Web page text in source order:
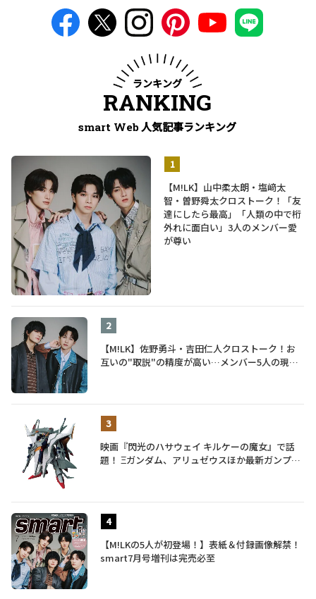
ランキング
RANKING
smart Web 人気記事ランキング
【M!LK】山中柔太朗・塩﨑太
智・曽野舜太クロストーク！「友
達にしたら最高」「人類の中で桁
外れに面白い」3人のメンバー愛
が尊い
【M!LK】佐野勇斗・吉田仁人クロストーク！お
互いの"取説"の精度が高い…メンバー5人の現在
映画『閃光のハサウェイ キルケーの魔女』で話
題！ Ξガンダム、アリュゼウスほか最新ガンプラ
【M!LKの5人が初登場！】表紙＆付録画像解禁！
smart7月号増刊は完売必至